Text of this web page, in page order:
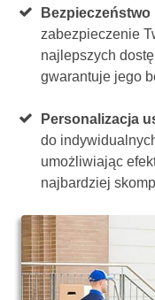
zabezpieczenie
najlepszych
gwarantuje jego
Personalizacja
do
umożliwiając
najbardziej